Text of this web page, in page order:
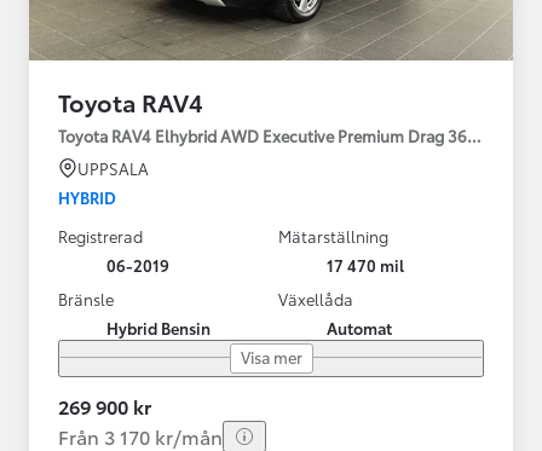
Toyota RAV4
Toyota RAV4 Elhybrid AWD Executive Premium Drag 360-kamera
UPPSALA
HYBRID
Registrerad
06-2019
Mätarställning
17 470 mil
Bränsle
Hybrid Bensin
Växellåda
Automat
Visa mer
269 900 kr
Från 3 170 kr/mån